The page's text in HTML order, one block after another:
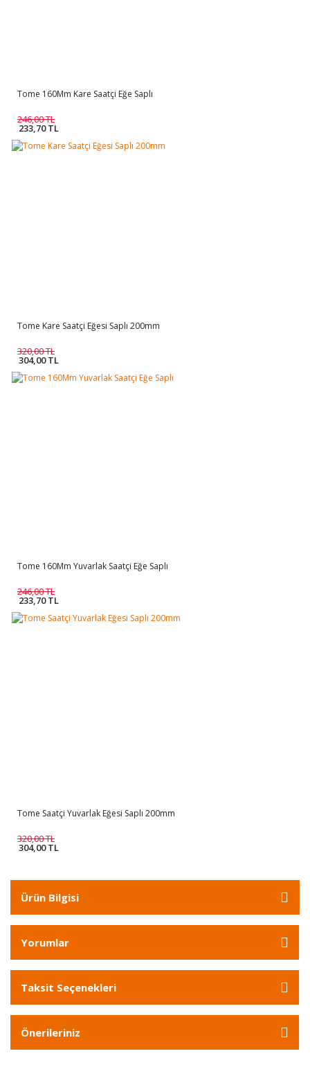
Tome 160Mm Kare Saatçi Eğe Saplı
246,00 TL
233,70 TL
Tome Kare Saatçi Eğesi Saplı 200mm
320,00 TL
304,00 TL
Tome 160Mm Yuvarlak Saatçi Eğe Saplı
246,00 TL
233,70 TL
Tome Saatçi Yuvarlak Eğesi Saplı 200mm
320,00 TL
304,00 TL
Ürün Bilgisi
Yorumlar
Taksit Seçenekleri
Önerileriniz